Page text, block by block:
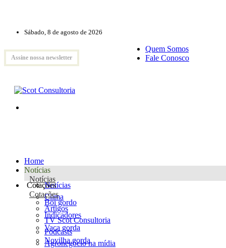
Sábado, 8 de agosto de 2026
Assine nossa newsletter
Quem Somos
Fale Conosco
Home
Notícias
Notícias
Notícias
Clima
Artigos
TV Scot Consultoria
Podcasts
Agronegócio na mídia
Cotações
Cotações
Boi gordo
Indicadores
Vaca gorda
Novilha gorda